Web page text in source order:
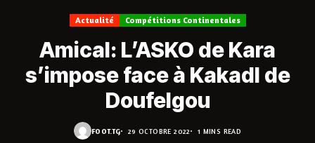
Actualité Compétitions Continentales
Amical: L’ASKO de Kara
s’impose face à Kakadl de
Doufelgou
FOOT.TG 29 OCTOBRE 2022 1 MINS READ